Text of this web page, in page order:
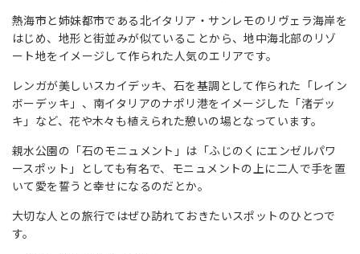
熱海市と姉妹都市である北イタリア・サンレモのリヴェラ海岸を
はじめ、地形と街並みが似ていることから、地中海北部のリゾ
ート地をイメージして作られた人気のエリアです。
レンガが美しいスカイデッキ、石を基調として作られた「レイン
ボーデッキ」、南イタリアのナポリ港をイメージした「渚デッ
キ」など、花や木々も植えられた憩いの場となっています。
親水公園の「石のモニュメント」は「ふじのくにエンゼルパワ
ースポット」としても有名で、モニュメントの上に二人で手を置
いて愛を誓うと幸せになるのだとか。
大切な人との旅行ではぜひ訪れておきたいスポットのひとつで
す。